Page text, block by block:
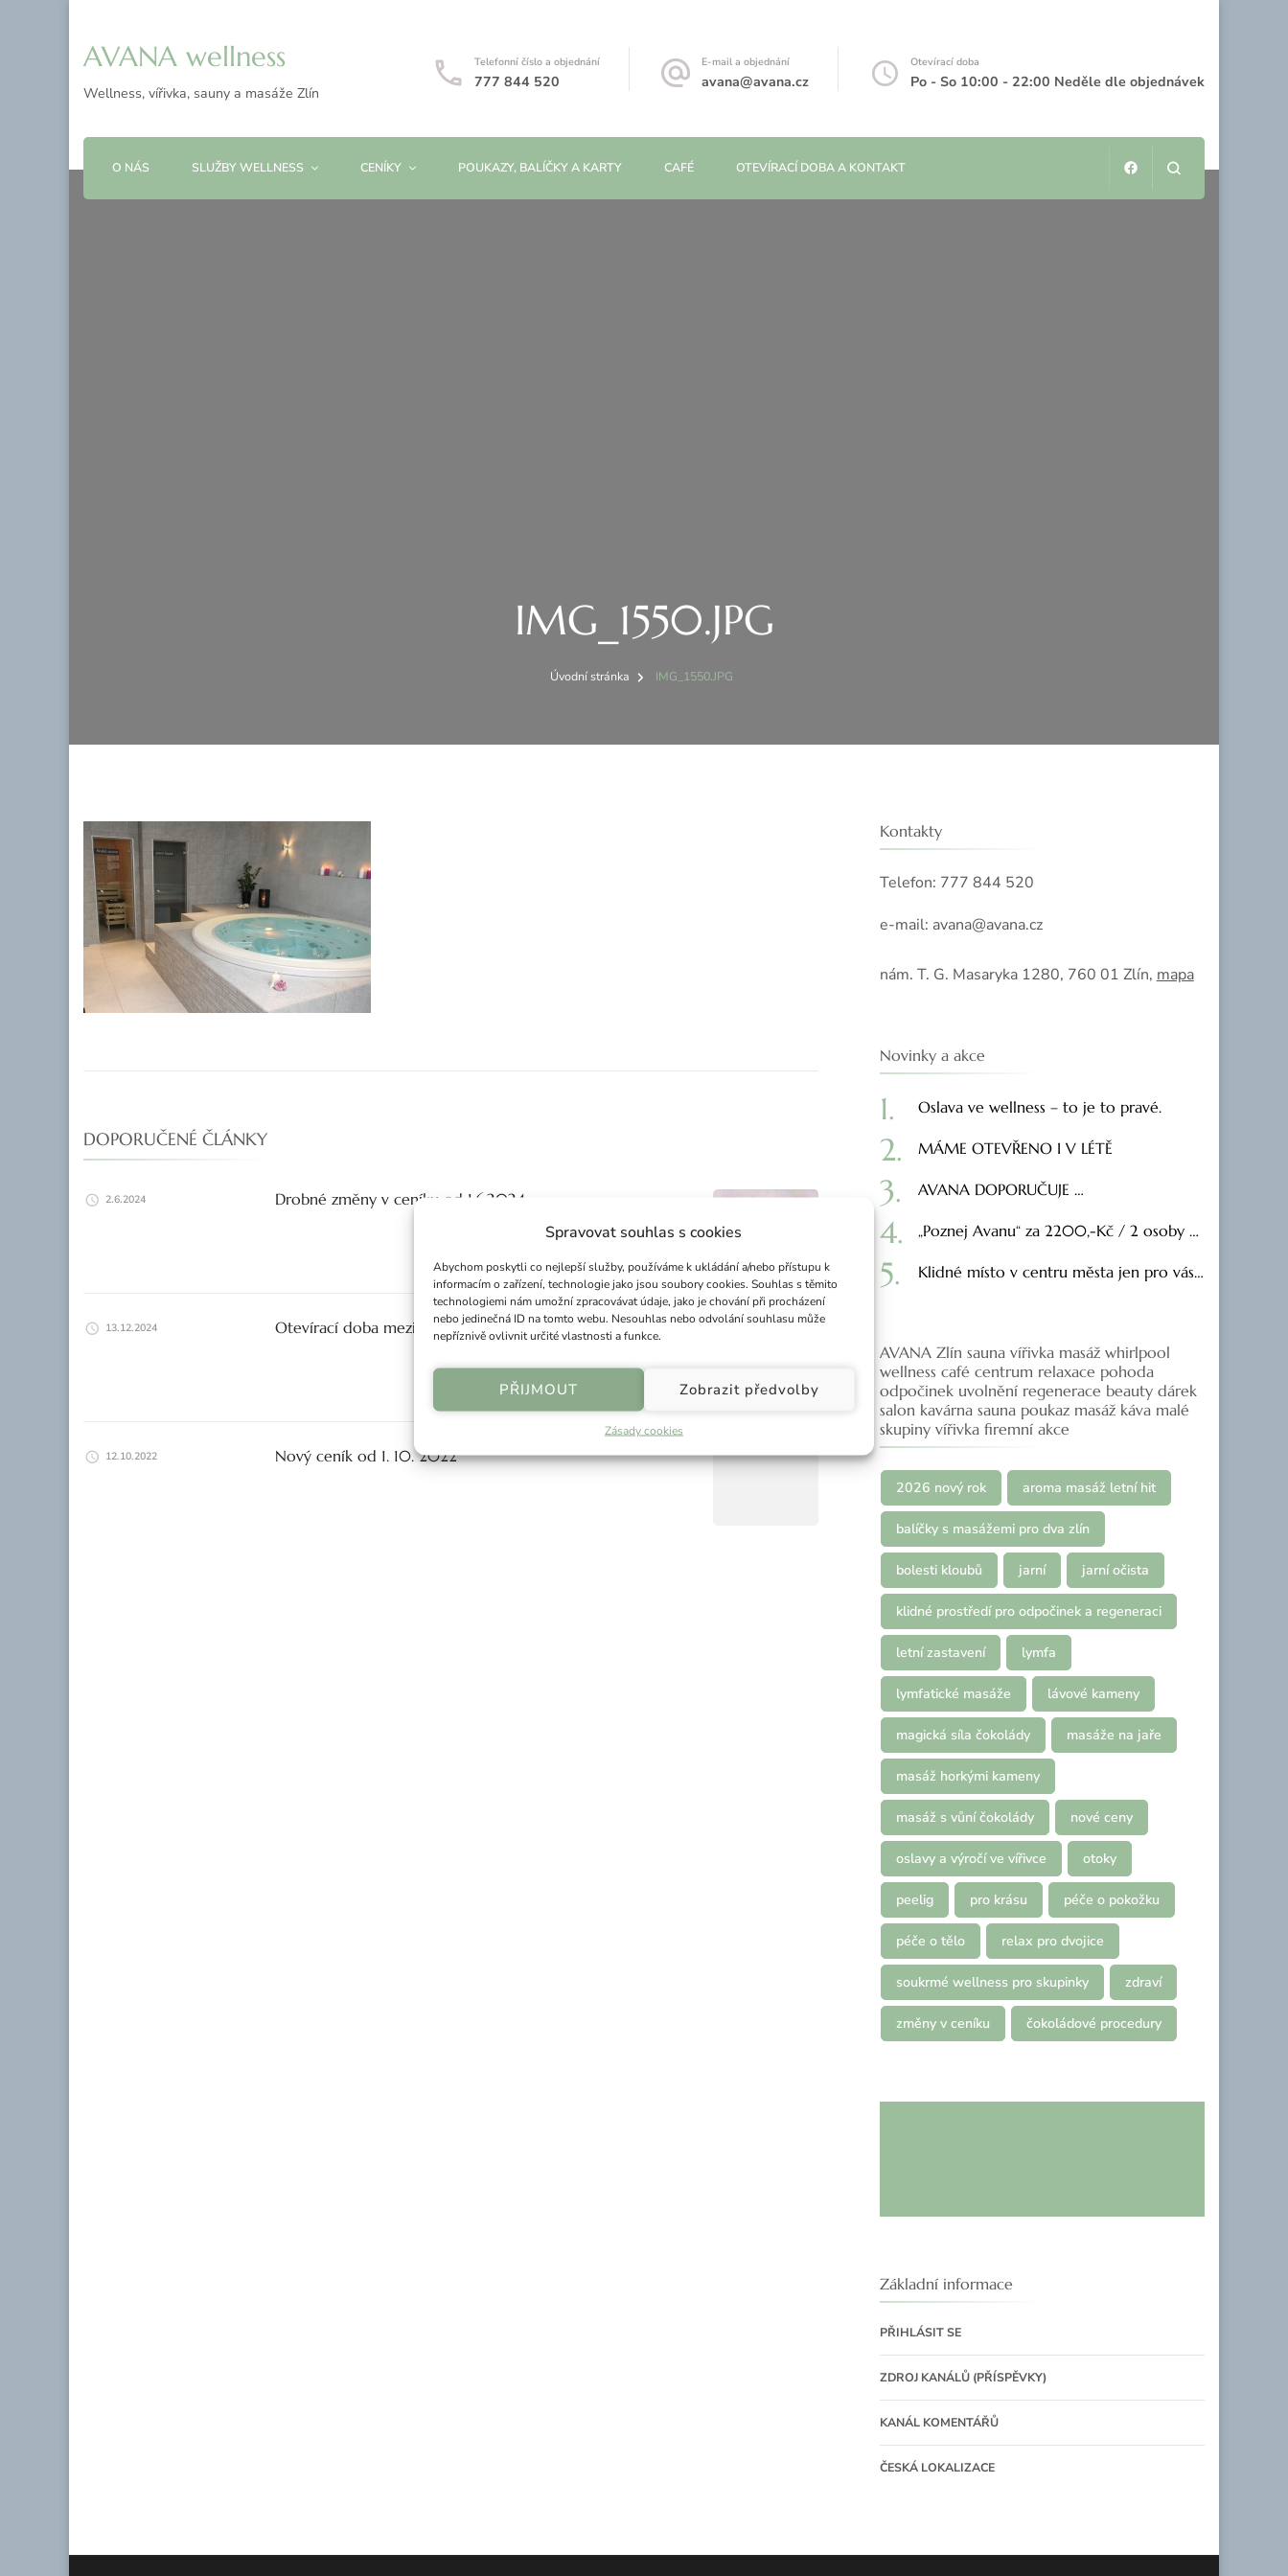
Spravovat souhlas s cookies
Abychom poskytli co nejlepší služby, používáme k ukládání a/nebo přístupu k
informacím o zařízení, technologie jako jsou soubory cookies. Souhlas s těmito
technologiemi nám umožní zpracovávat údaje, jako je chování při procházení
nebo jedinečná ID na tomto webu. Nesouhlas nebo odvolání souhlasu může
nepříznivě ovlivnit určité vlastnosti a funkce.
PŘIJMOUT Zobrazit předvolby
Zásady cookies
AVANA wellness
Wellness, vířivka, sauny a masáže Zlín
Telefonní číslo a objednání
777 844 520
E-mail a objednání
avana@avana.cz
Otevírací doba
Po - So 10:00 - 22:00 Neděle dle objednávek
O NÁS SLUŽBY WELLNESS CENÍKY POUKAZY, BALÍČKY A KARTY CAFÉ OTEVÍRACÍ DOBA A KONTAKT
IMG_1550.JPG
Úvodní stránka IMG_1550.JPG
DOPORUČENÉ ČLÁNKY
2.6.2024 Drobné změny v ceníku od 1.6.2024
13.12.2024 Otevírací doba mezi svátky 2024
12.10.2022 Nový ceník od 1. 10. 2022
Kontakty
Telefon: 777 844 520
e-mail: avana@avana.cz
nám. T. G. Masaryka 1280, 760 01 Zlín, mapa
Novinky a akce
Oslava ve wellness – to je to pravé.
MÁME OTEVŘENO I V LÉTĚ
AVANA DOPORUČUJE …
„Poznej Avanu“ za 2200,-Kč / 2 osoby …
Klidné místo v centru města jen pro vás…
AVANA Zlín sauna vířivka masáž whirlpool
wellness café centrum relaxace pohoda
odpočinek uvolnění regenerace beauty dárek
salon kavárna sauna poukaz masáž káva malé
skupiny vířivka firemní akce
2026 nový rok aroma masáž letní hit
balíčky s masážemi pro dva zlín
bolesti kloubů jarní jarní očista
klidné prostředí pro odpočinek a regeneraci
letní zastavení lymfa
lymfatické masáže lávové kameny
magická síla čokolády masáže na jaře
masáž horkými kameny
masáž s vůní čokolády nové ceny
oslavy a výročí ve vířivce otoky
peelig pro krásu péče o pokožku
péče o tělo relax pro dvojice
soukrmé wellness pro skupinky zdraví
změny v ceníku čokoládové procedury
Základní informace
PŘIHLÁSIT SE
ZDROJ KANÁLŮ (PŘÍSPĚVKY)
KANÁL KOMENTÁŘŮ
ČESKÁ LOKALIZACE